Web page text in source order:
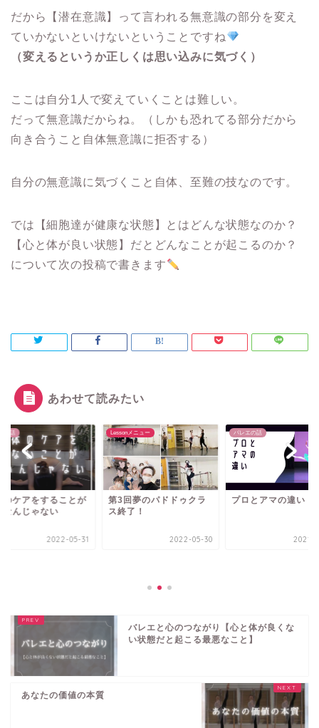
だから【潜在意識】って言われる無意識の部分を変え
ていかないといけないということですね
（変えるというか正しくは思い込みに気づく）
ここは自分1人で変えていくことは難しい。
だって無意識だからね。（しかも恐れてる部分だから
向き合うこと自体無意識に拒否する）
自分の無意識に気づくこと自体、至難の技なのです。
では【細胞達が健康な状態】とはどんな状態なのか？
【心と体が良い状態】だとどんなことが起こるのか？
について次の投稿で書きます
あわせて読みたい
の話
のケアをすることが
なんじゃない
2022-05-31
Lessonメニュー
第3回夢のパドドゥクラ
ス終了！
2022-05-30
バレエの話
プロとアマの違い
2021-
バレエと心のつながり【心と体が良くな
い状態だと起こる最悪なこと】
あなたの価値の本質